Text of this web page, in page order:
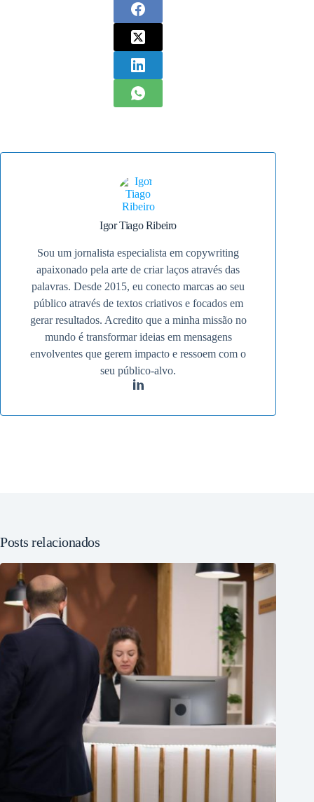
Igor Tiago Ribeiro
Sou um jornalista especialista em copywriting
apaixonado pela arte de criar laços através das
palavras. Desde 2015, eu conecto marcas ao seu
público através de textos criativos e focados em
gerar resultados. Acredito que a minha missão no
mundo é transformar ideias em mensagens
envolventes que gerem impacto e ressoem com o
seu público-alvo.
Posts relacionados